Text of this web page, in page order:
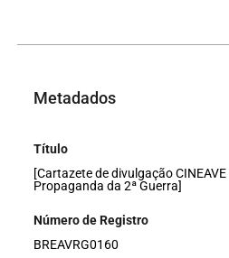
Metadados
Título
[Cartazete de divulgação
Propaganda da 2ª Guerra]
Número de Registro
BREAVRG0160